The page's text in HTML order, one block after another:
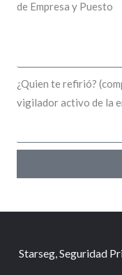
de Empresa y Puesto
¿Quien te refirió?
vigilador activo de la
Starseg, Seguridad